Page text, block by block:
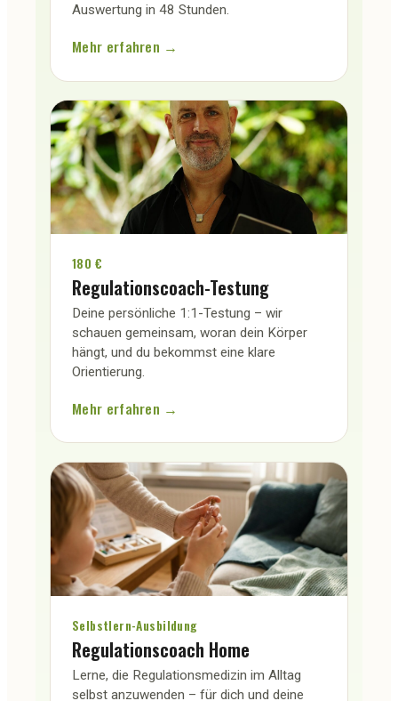
Auswertung in 48 Stunden.
Mehr erfahren →
180 €
Regulationscoach-Testung
Deine persönliche 1:1-Testung – wir
schauen gemeinsam, woran dein Körper
hängt, und du bekommst eine klare
Orientierung.
Mehr erfahren →
Selbstlern-Ausbildung
Regulationscoach Home
Lerne, die Regulationsmedizin im Alltag
selbst anzuwenden – für dich und deine